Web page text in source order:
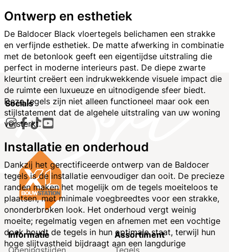
Ontwerp en esthetiek
De Baldocer Black vloertegels belichamen een strakke
en verfijnde esthetiek. De matte afwerking in combinatie
met de betonlook geeft een eigentijdse uitstraling die
perfect in moderne interieurs past. De diepe zwarte
kleurtint creëert een indrukwekkende visuele impact die
de ruimte een luxueuze en uitnodigende sfeer biedt.
Deze tegels zijn niet alleen functioneel maar ook een
stijlstatement dat de algehele uitstraling van uw woning
versterkt.
Installatie en onderhoud
Dankzij het gerectificeerde ontwerp van de Baldocer
tegels is de installatie eenvoudiger dan ooit. De precieze
randen maken het mogelijk om de tegels moeiteloos te
plaatsen, met minimale voegbreedtes voor een strakke,
ononderbroken look. Het onderhoud vergt weinig
moeite; regelmatig vegen en afnemen met een vochtige
doek houdt de tegels in hun optimale staat, terwijl hun
hoge slijtvastheid bijdraagt aan een langdurige
Socials
Informatie
Openingstijden
Assortiment
Tegels